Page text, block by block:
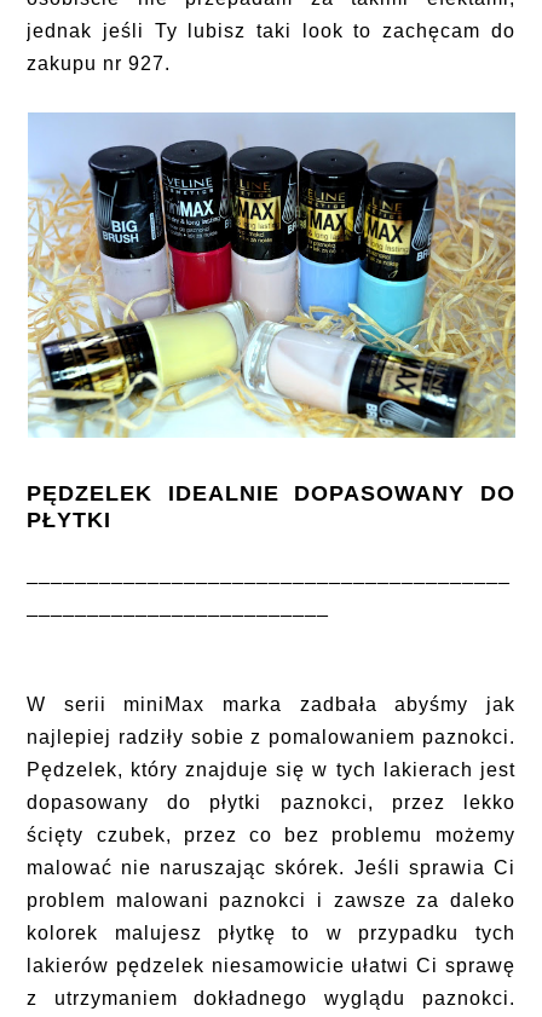
jednak jeśli Ty lubisz taki look to zachęcam do
zakupu nr 927.
PĘDZELEK IDEALNIE DOPASOWANY DO
PŁYTKI
W serii miniMax marka zadbała abyśmy jak
najlepiej radziły sobie z pomalowaniem paznokci.
Pędzelek, który znajduje się w tych lakierach jest
dopasowany do płytki paznokci, przez lekko
ścięty czubek, przez co bez problemu możemy
malować nie naruszając skórek. Jeśli sprawia Ci
problem malowani paznokci i zawsze za daleko
kolorek malujesz płytkę to w przypadku tych
lakierów pędzelek niesamowicie ułatwi Ci sprawę
z utrzymaniem dokładnego wyglądu paznokci.